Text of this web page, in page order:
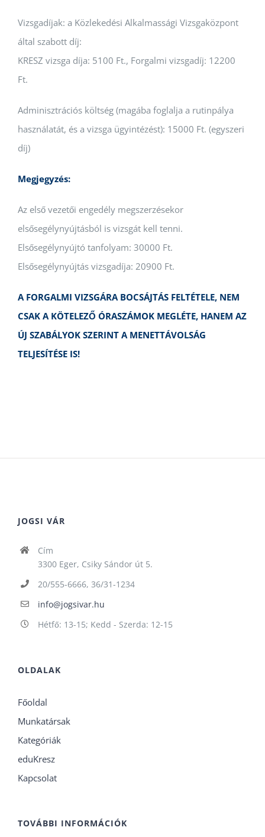
Vizsgadíjak: a Közlekedési Alkalmassági Vizsgaközpont
által szabott díj:
KRESZ vizsga díja: 5100 Ft., Forgalmi vizsgadíj: 12200
Ft.
Adminisztrációs költség (magába foglalja a rutinpálya
használatát, és a vizsga ügyintézést): 15000 Ft. (egyszeri
díj)
Megjegyzés:
Az első vezetői engedély megszerzésekor
elsősegélynyújtásból is vizsgát kell tenni.
Elsősegélynyújtó tanfolyam: 30000 Ft.
Elsősegélynyújtás vizsgadíja: 20900 Ft.
A FORGALMI VIZSGÁRA BOCSÁJTÁS FELTÉTELE, NEM
CSAK A KÖTELEZŐ ÓRASZÁMOK MEGLÉTE, HANEM AZ
ÚJ SZABÁLYOK SZERINT A MENETTÁVOLSÁG
TELJESÍTÉSE IS!
JOGSI VÁR
Cím
3300 Eger, Csiky Sándor út 5.
20/555-6666, 36/31-1234
info@jogsivar.hu
Hétfő: 13-15; Kedd - Szerda: 12-15
OLDALAK
Főoldal
Munkatársak
Kategóriák
eduKresz
Kapcsolat
TOVÁBBI INFORMÁCIÓK